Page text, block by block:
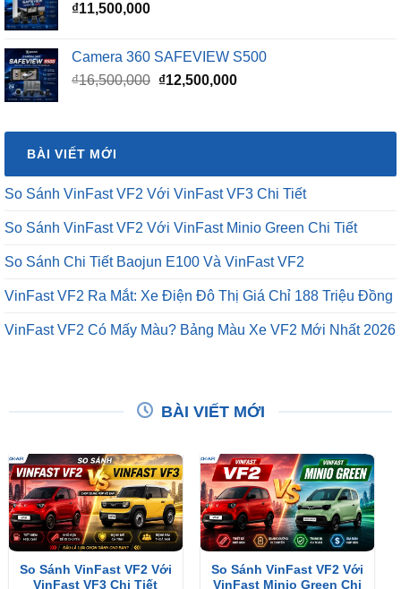
₫11,500,000
Camera 360 SAFEVIEW S500
₫16,500,000 Giá
₫16,500,000.
₫12,500,000Giá
là:
BÀI VIẾT MỚI
So Sánh VinFast VF2 Với VinFast VF3 Chi Tiết
So Sánh VinFast VF2 Với VinFast Minio Green Chi Tiết
So Sánh Chi Tiết Baojun E100 Và VinFast VF2
VinFast VF2 Ra Mắt: Xe Điện Đô Thị Giá Chỉ 188 Triệu Đồng
VinFast VF2 Có Mấy Màu? Bảng Màu Xe VF2 Mới Nhất 2026
BÀI VIẾT MỚI
So Sánh VinFast VF2 Với
VinFast VF3 Chi Tiết
So Sánh VinFast VF2 Với
VinFast Minio Green Chi